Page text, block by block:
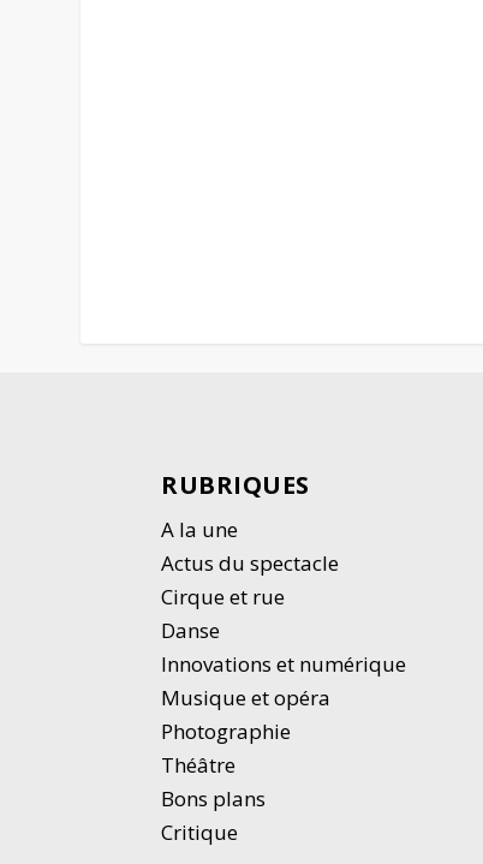
RUBRIQUES
A la une
Actus du spectacle
Cirque et rue
Danse
Innovations et numérique
Musique et opéra
Photographie
Théâtre
Bons plans
Critique